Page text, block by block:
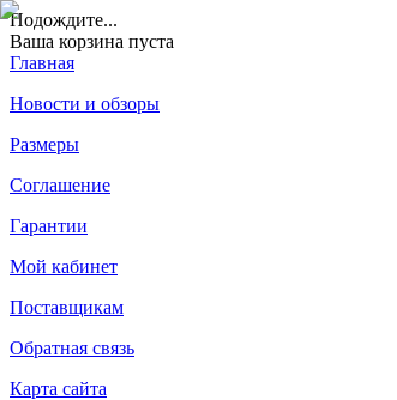
Подождите...
Ваша корзина пуста
Главная
Новости и обзоры
Размеры
Соглашение
Гарантии
Мой кабинет
Поставщикам
Обратная связь
Карта сайта